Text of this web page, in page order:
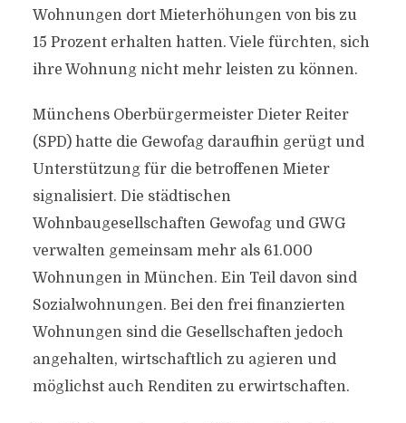
Wohnungen dort Mieterhöhungen von bis zu
15 Prozent erhalten hatten. Viele fürchten, sich
ihre Wohnung nicht mehr leisten zu können.
Münchens Oberbürgermeister Dieter Reiter
(SPD) hatte die Gewofag daraufhin gerügt und
Unterstützung für die betroffenen Mieter
signalisiert. Die städtischen
Wohnbaugesellschaften Gewofag und GWG
verwalten gemeinsam mehr als 61.000
Wohnungen in München. Ein Teil davon sind
Sozialwohnungen. Bei den frei finanzierten
Wohnungen sind die Gesellschaften jedoch
angehalten, wirtschaftlich zu agieren und
möglichst auch Renditen zu erwirtschaften.